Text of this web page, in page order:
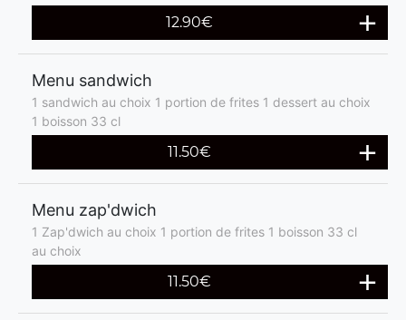
12.90€
Menu sandwich
1 sandwich au choix 1 portion de frites 1 dessert au choix
1 boisson 33 cl
11.50€
Menu zap'dwich
1 Zap'dwich au choix 1 portion de frites 1 boisson 33 cl
au choix
11.50€